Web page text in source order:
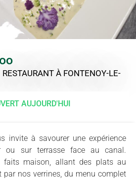
À FONTENOY-LE-
AUJOURD'HUI
invite à savourer une expérience
ou sur terrasse face au canal.
faits maison, allant des plats au
par nos verrines, du menu complet